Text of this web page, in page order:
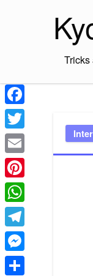
Tricks
Facebook
Twitter
Email
Pinterest
WhatsApp
Telegram
Messenger